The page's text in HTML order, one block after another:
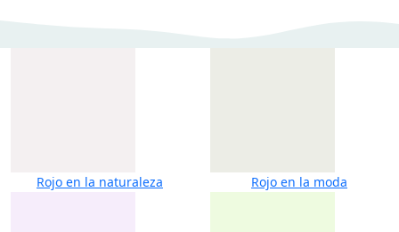
Rojo en la naturaleza Rojo en la moda